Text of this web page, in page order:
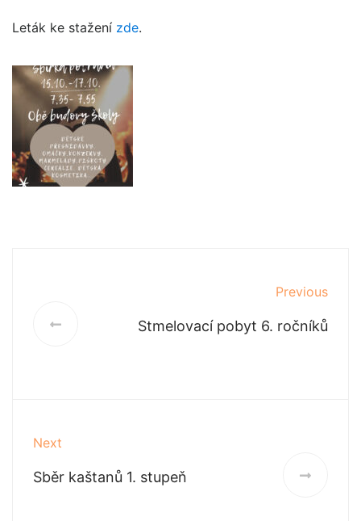
Leták ke stažení zde.
Previous
Stmelovací pobyt 6. ročníků
Next
Sběr kaštanů 1. stupeň